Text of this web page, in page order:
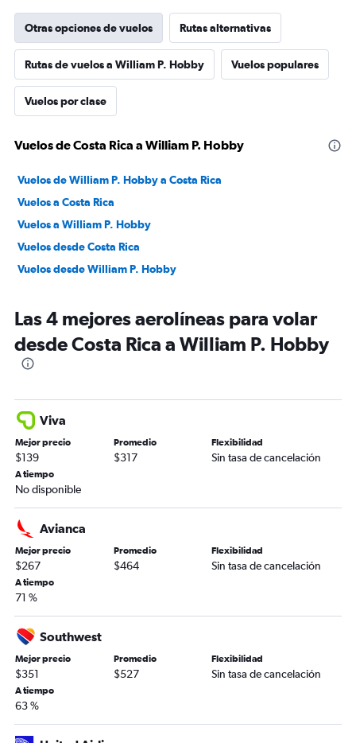
Otras opciones de vuelos Rutas alternativas
Rutas de vuelos a William P. Hobby Vuelos populares
Vuelos por clase
Vuelos de Costa Rica a William P. Hobby
Vuelos de William P. Hobby a Costa Rica
Vuelos a Costa Rica
Vuelos a William P. Hobby
Vuelos desde Costa Rica
Vuelos desde William P. Hobby
Las 4 mejores aerolíneas para volar
desde Costa Rica a William P. Hobby
Viva
Mejor precio
$139
Promedio
$317
Flexibilidad
Sin tasa de cancelación
A tiempo
No disponible
Avianca
Mejor precio
$267
Promedio
$464
Flexibilidad
Sin tasa de cancelación
A tiempo
71 %
Southwest
Mejor precio
$351
Promedio
$527
Flexibilidad
Sin tasa de cancelación
A tiempo
63 %